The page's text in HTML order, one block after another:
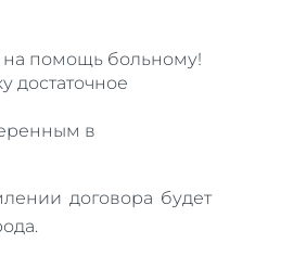
на помощь больному!
достаточное
в
договора будет